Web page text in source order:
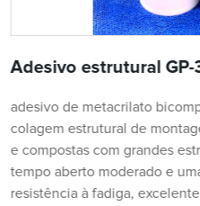
Adesivo estrutural
adesivo de metacrilato
colagem estrutural de
e compostas com grandes
tempo aberto moderado e
resistência à fadiga,